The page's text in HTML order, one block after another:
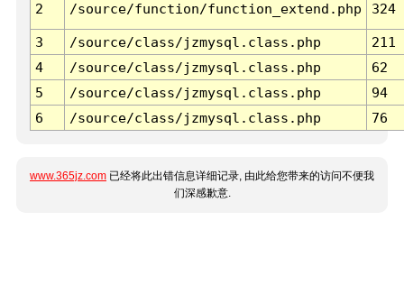
2 /source/function/function_extend.php 324
3 /source/class/jzmysql.class.php
211
4
/source/class/jzmysql.class.php
62
5
/source/class/jzmysql.class.php
94
6
/source/class/jzmysql.class.php 76
www.365jz.com 已经将此出错信息详细记录, 由此给您带来的访问不便我
们深感歉意.